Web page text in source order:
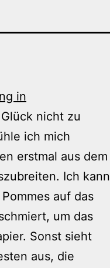
in
nicht zu
ich mich
erstmal aus dem
Ich kann
auf das
um das
Sonst sieht
aus, die